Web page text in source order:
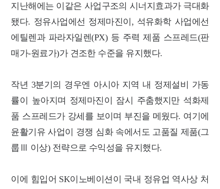
지난해에는 이같은 사업구조의 시너지효과가 극대화
됐다. 정유사업에선 정제마진이, 석유화학 사업에선
에틸렌과 파라자일렌(PX) 등 주력 제품 스프레드(판
매가-원료가)가 견조한 수준을 유지했다.
작년 3분기의 경우엔 아시아 지역 내 정제설비 가동
률이 높아지며 정제마진이 잠시 주춤했지만 석화제
품 스프레드가 강세를 보이며 부진을 메웠다. 여기에
윤활기유 사업이 경쟁 심화 속에서도 고품질 제품(그
룹Ⅲ 이상) 전략으로 수익성을 유지했다.
이에 힘입어 SK이노베이션이 국내 정유업 역사상 처